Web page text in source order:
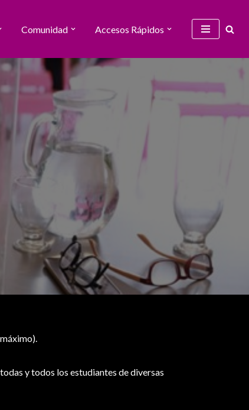
Comunidad Accesos Rápidos
y todos los estudiantes de diversas